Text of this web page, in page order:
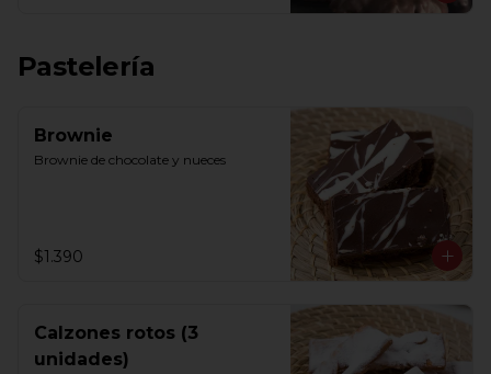
Pastelería
Brownie
Brownie de chocolate y nueces
$1.390
Calzones rotos (3
unidades)